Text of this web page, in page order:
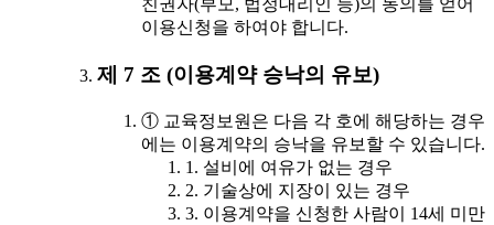
친권자(부모, 법정대리인 등)의 동의를 얻어
이용신청을 하여야 합니다.
제 7 조 (이용계약 승낙의 유보)
① 교육정보원은 다음 각 호에 해당하는 경우
에는 이용계약의 승낙을 유보할 수 있습니다.
1. 설비에 여유가 없는 경우
2. 기술상에 지장이 있는 경우
3. 이용계약을 신청한 사람이 14세 미만